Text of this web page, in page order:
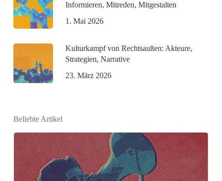
Informieren, Mitreden, Mitgestalten
1. Mai 2026
Kulturkampf von Rechtsaußen: Akteure,
Strategien, Narrative
23. März 2026
Beliebte Artikel